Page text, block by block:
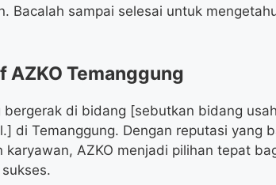
Bacalah sampai selesai untuk
AZKO Temanggung
di bidang [sebutkan bidang
di Temanggung. Dengan reputasi yang
AZKO menjadi pilihan tepat